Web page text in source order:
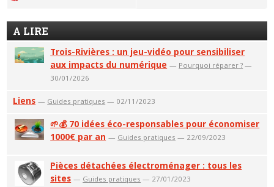
A LIRE
Trois-Rivières : un jeu-vidéo pour sensibiliser
aux impacts du numérique — Pourquoi réparer ? —
30/01/2026
Liens — Guides pratiques — 02/11/2023
🌱💰 70 idées éco-responsables pour économiser
1000€ par an — Guides pratiques — 22/09/2023
Pièces détachées électroménager : tous les
sites — Guides pratiques — 27/01/2023